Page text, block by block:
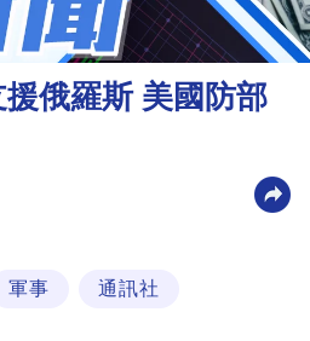
俄羅斯 美國防部
軍事 通訊社